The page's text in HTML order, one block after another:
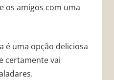
os amigos com uma
é uma opção deliciosa
certamente vai